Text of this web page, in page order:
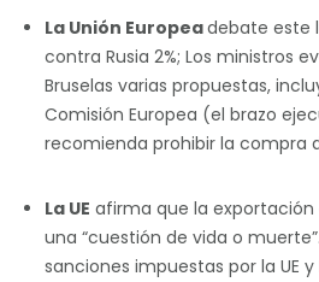
La Unión Europeadebate este
contra Rusia 2%; Los ministros
Bruselas varias propuestas,
Comisión Europea (el brazo
recomienda prohibir la compra
La UE afirma que la exportación
una “cuestión de vida o
sanciones impuestas por la UE